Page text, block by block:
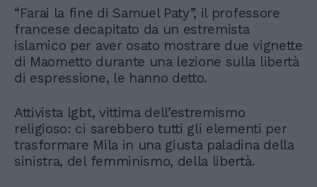
“Farai la fine di Samuel Paty”, il professore
francese decapitato da un estremista
islamico per aver osato mostrare due vignette
di Maometto durante una lezione sulla libertà
di espressione, le hanno detto.
Attivista lgbt, vittima dell’estremismo
religioso: ci sarebbero tutti gli elementi per
trasformare Mila in una giusta paladina della
sinistra, del femminismo, della libertà.